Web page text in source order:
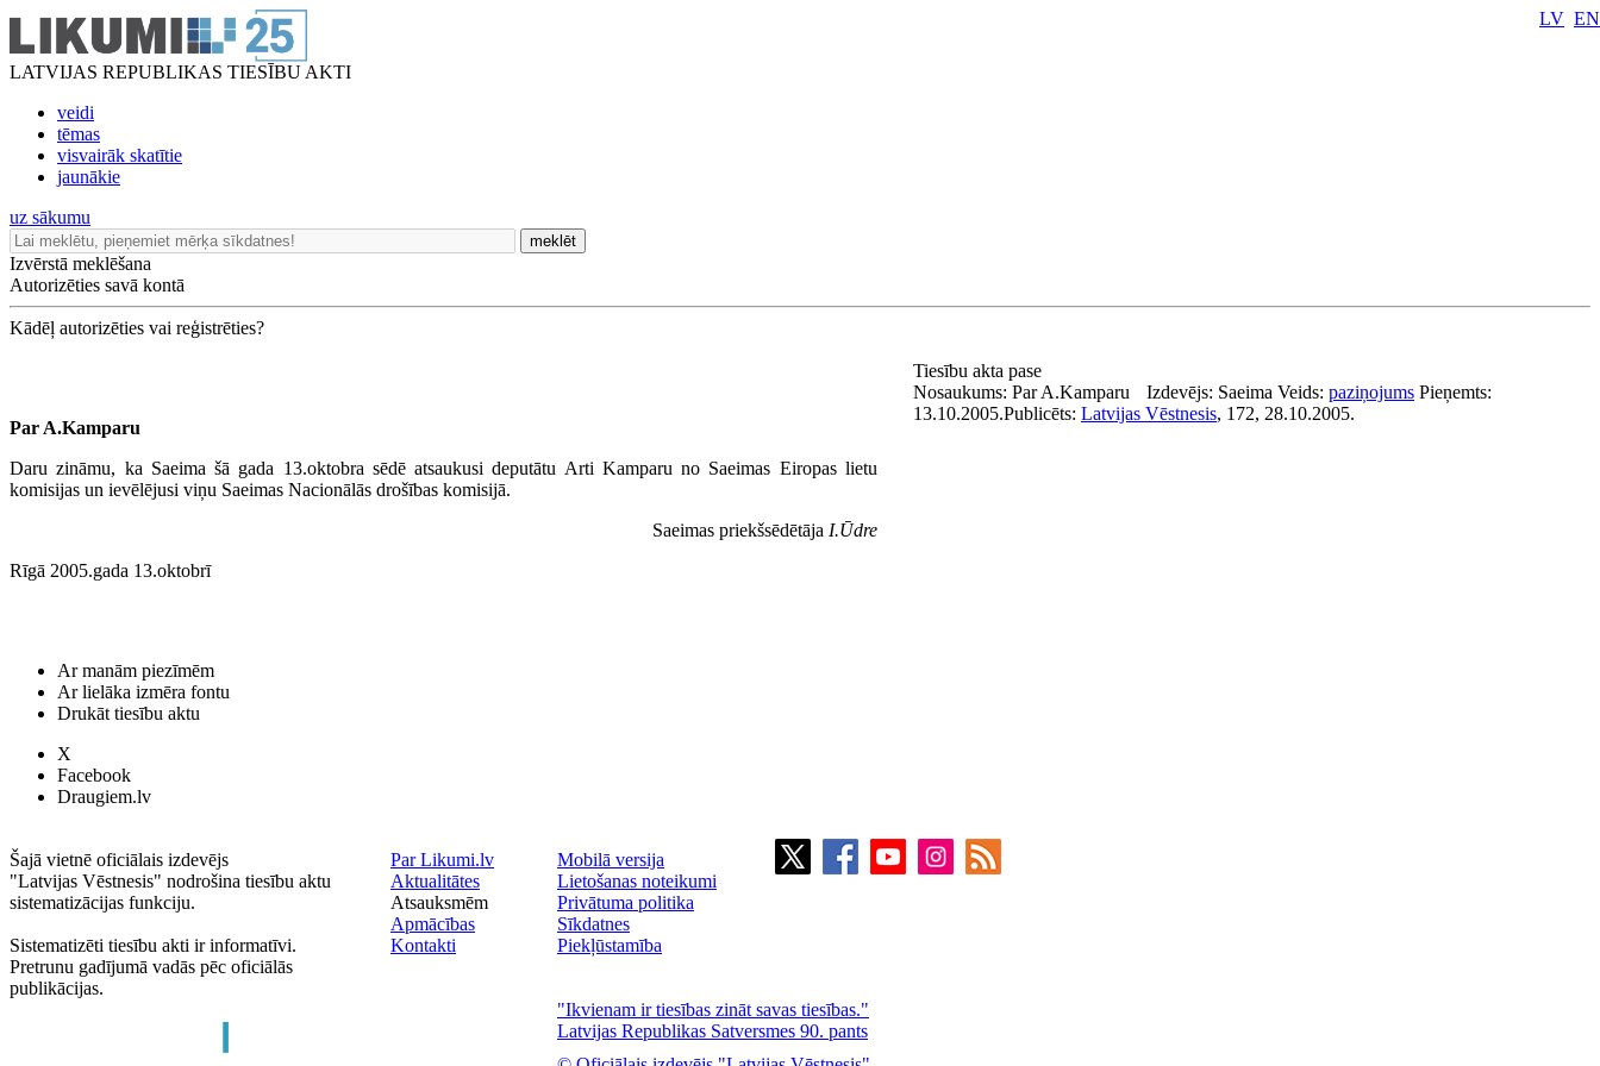
LATVIJAS REPUBLIKAS TIESĪBU AKTI
veidi
tēmas
visvairāk skatītie
jaunākie
LV EN
uz sākumu
meklēt
Izvērstā meklēšana
Autorizēties savā kontā
Kādēļ autorizēties vai reģistrēties?
Par A.Kamparu
Daru zināmu, ka Saeima šā gada 13.oktobra sēdē atsaukusi deputātu Arti Kamparu no Saeimas Eiropas lietu
komisijas un ievēlējusi viņu Saeimas Nacionālās drošības komisijā.
Saeimas priekšsēdētāja I.Ūdre
Rīgā 2005.gada 13.oktobrī
Tiesību akta pase
Nosaukums: Par A.Kamparu Izdevējs: Saeima Veids: paziņojums Pieņemts:
13.10.2005.Publicēts: Latvijas Vēstnesis, 172, 28.10.2005.
Ar manām piezīmēm
Ar lielāka izmēra fontu
Drukāt tiesību aktu
X
Facebook
Draugiem.lv
Šajā vietnē oficiālais izdevējs
"Latvijas Vēstnesis" nodrošina tiesību aktu
sistematizācijas funkciju.
Sistematizēti tiesību akti ir informatīvi.
Pretrunu gadījumā vadās pēc oficiālās
publikācijas.
Par Likumi.lv
Aktualitātes
Atsauksmēm
Apmācības
Kontakti
Mobilā versija
Lietošanas noteikumi
Privātuma politika
Sīkdatnes
Piekļūstamība
"Ikvienam ir tiesības zināt savas tiesības."
Latvijas Republikas Satversmes 90. pants